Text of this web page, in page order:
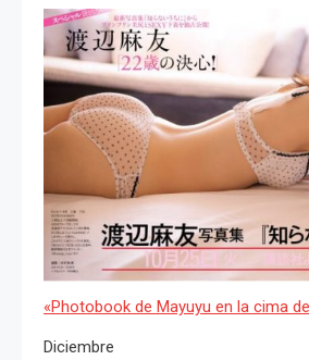
«Photobook de Mayuyu en la cima
Diciembre